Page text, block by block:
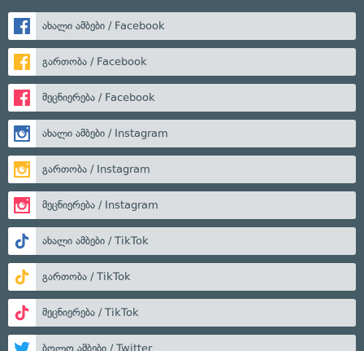
ახალი ამბები / Facebook
გართობა / Facebook
მეცნიერება / Facebook
ახალი ამბები / Instagram
გართობა / Instagram
მეცნიერება / Instagram
ახალი ამბები / TikTok
გართობა / TikTok
მეცნიერება / TikTok
ბოლო ამბები / Twitter